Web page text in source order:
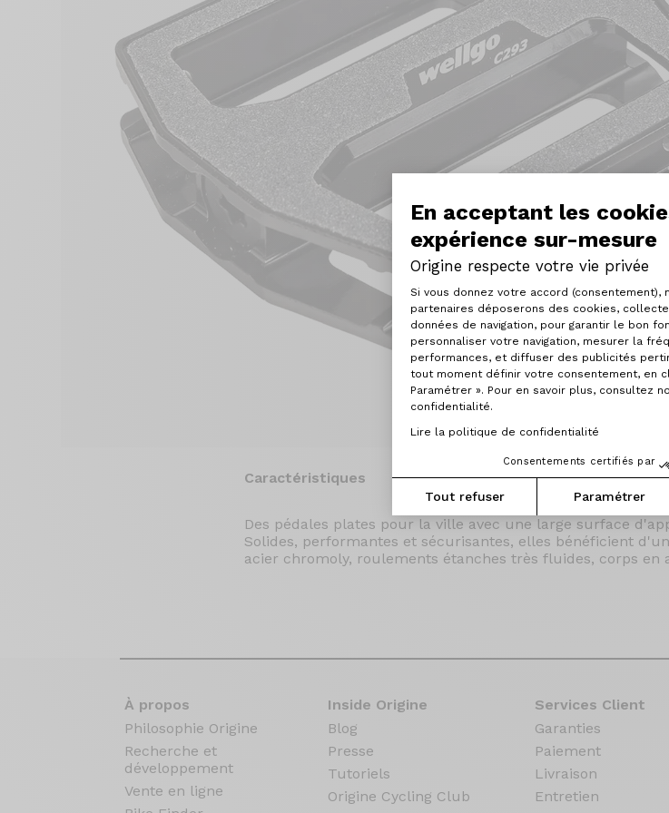
En acceptant les
expérience sur-mesure
Origine respecte votre vie privée
Plateforme de Gestion
Si vous donnez votre accord (consentement),
partenaires déposerons des cookies,
données de navigation, pour garantir le bon
personnaliser votre navigation, mesurer la
performances, et diffuser des publicités
tout moment définir votre consentement, en
Paramétrer ». Pour en savoir plus, consultez
confidentialité.
Lire la politique de confidentialité
Consentements certifiés par
Tout refuser Paramétrer
Axeptio consent
Caractéristiques
Des pédales plates pour la ville avec une large surface
Solides, performantes et sécurisantes, elles bénéficient
acier chromoly, roulements étanches très fluides, corps en
À propos
Philosophie Origine
Recherche et
développement
Vente en ligne
Inside Origine
Blog
Presse
Tutoriels
Origine Cycling Club
Services Client
Garanties
Paiement
Livraison
Entretien